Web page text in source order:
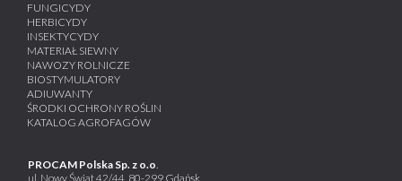
FUNGICYDY
HERBICYDY
INSEKTYCYDY
MATERIAŁ SIEWNY
NAWOZY ROLNICZE
BIOSTYMULATORY
ADIUWANTY
ŚRODKI OCHRONY ROŚLIN
KATALOG AGROFAGÓW
PROCAM Polska Sp. z o.o.
ul. Nowy Świat 42/44, 80-299 Gdańsk